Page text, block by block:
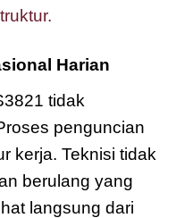
Harian
tidak
penguncian
kerja. Teknisi tidak
berulang yang
langsung dari